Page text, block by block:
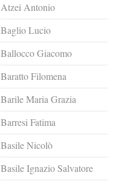
Atzei Antonio
Baglio Lucio
Ballocco Giacomo
Baratto Filomena
Barile Maria Grazia
Barresi Fatima
Basile Nicolò
Basile Ignazio Salvatore